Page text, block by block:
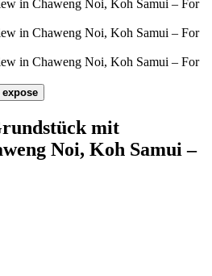
mit
Noi, Koh Samui –